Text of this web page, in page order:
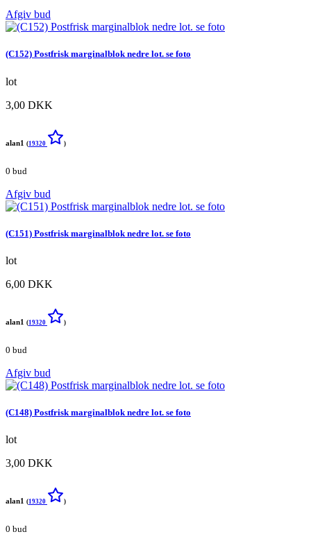
Afgiv bud
(C152) Postfrisk marginalblok nedre lot. se foto
lot
3,00 DKK
alan1 (19320 )
0 bud
Afgiv bud
(C151) Postfrisk marginalblok nedre lot. se foto
lot
6,00 DKK
alan1 (19320 )
0 bud
Afgiv bud
(C148) Postfrisk marginalblok nedre lot. se foto
lot
3,00 DKK
alan1 (19320 )
0 bud